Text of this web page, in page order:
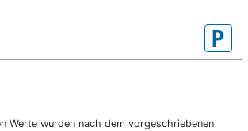
P
Werte wurden nach dem vorgeschriebenen